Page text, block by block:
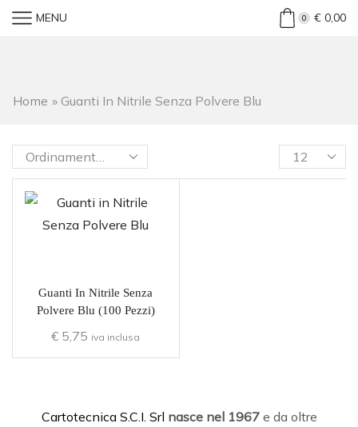
MENU 0 €0,00
Home » Guanti In Nitrile Senza Polvere Blu
Guanti In Nitrile Senza
Polvere Blu (100 Pezzi)
€ 5,75 iva inclusa
Cartotecnica S.C.I. Srl nasce nel 1967e da oltre